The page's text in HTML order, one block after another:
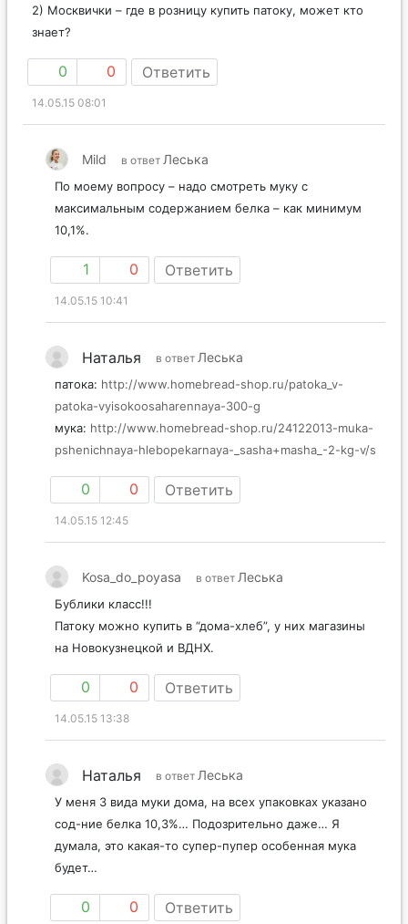
2) Москвички – где в розницу купить патоку, может кто
знает?
0 0 Ответить
14.05.15 08:01
Mild в ответ Леська
По моему вопросу – надо смотреть муку с
максимальным содержанием белка – как минимум
10,1%.
1 0 Ответить
14.05.15 10:41
Наталья в ответ Леська
патока: http://www.homebread-shop.ru/patoka_v-
patoka-vyisokoosaharennaya-300-g
мука: http://www.homebread-shop.ru/24122013-muka-
pshenichnaya-hlebopekarnaya-_sasha+masha_-2-kg-v/s
0 0 Ответить
14.05.15 12:45
Kosa_do_poyasa в ответ Леська
Бублики класс!!!
Патоку можно купить в “дома-хлеб”, у них магазины
на Новокузнецкой и ВДНХ.
0 0 Ответить
14.05.15 13:38
Наталья в ответ Леська
У меня 3 вида муки дома, на всех упаковках указано
сод-ние белка 10,3%… Подозрительно даже… Я
думала, это какая-то супер-пупер особенная мука
будет…
0 0 Ответить